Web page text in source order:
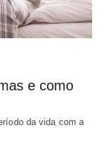
e como
da vida com a